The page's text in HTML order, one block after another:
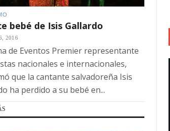
bebé de Isis Gallardo
2016
de Eventos Premier representante
nacionales e internacionales,
que la cantante salvadoreña Isis
ha perdido a su bebé en...